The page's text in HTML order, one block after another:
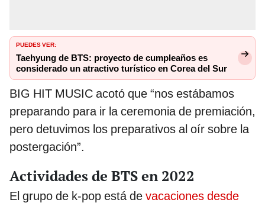
PUEDES VER:
Taehyung de BTS: proyecto de cumpleaños es
considerado un atractivo turístico en Corea del Sur
BIG HIT MUSIC acotó que “nos estábamos
preparando para ir la ceremonia de premiación,
pero detuvimos los preparativos al oír sobre la
postergación”.
Actividades de BTS en 2022
El grupo de k-pop está de vacaciones desde